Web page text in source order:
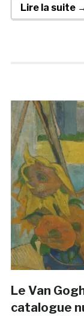
Lire la suite
Le Van
catalogue